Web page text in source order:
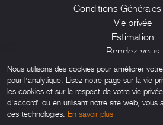
Conditions
Vie privée
Estimation
Rendez-vous
Contact
Nous utilisons des cookies pour améliorer
pour l'analytique. Lisez notre page sur la vie
les cookies et sur le respect de votre vie
d'accord" ou en utilisant notre site web, vous
ces technologies. En savoir plus